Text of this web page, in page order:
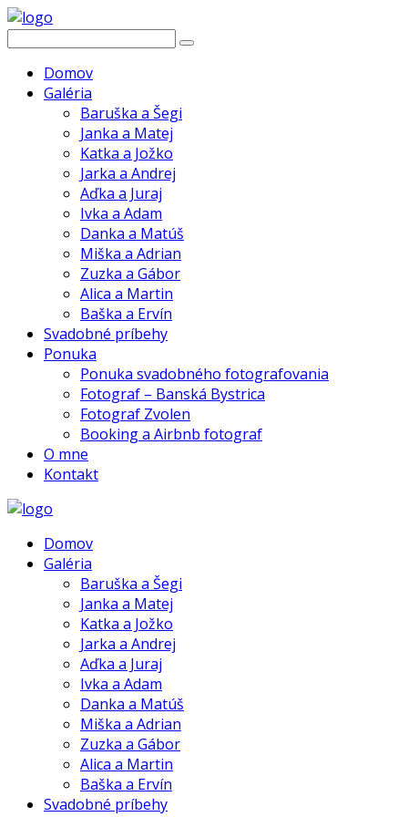
Domov
Galéria
Baruška a Šegi
Janka a Matej
Katka a Jožko
Jarka a Andrej
Aďka a Juraj
Ivka a Adam
Danka a Matúš
Miška a Adrian
Zuzka a Gábor
Alica a Martin
Baška a Ervín
Svadobné príbehy
Ponuka
Ponuka svadobného fotografovania
Fotograf – Banská Bystrica
Fotograf Zvolen
Booking a Airbnb fotograf
O mne
Kontakt
Domov
Galéria
Baruška a Šegi
Janka a Matej
Katka a Jožko
Jarka a Andrej
Aďka a Juraj
Ivka a Adam
Danka a Matúš
Miška a Adrian
Zuzka a Gábor
Alica a Martin
Baška a Ervín
Svadobné príbehy